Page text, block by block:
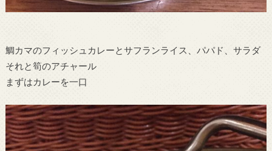
鯛カマのフィッシュカレーとサフランライス、パパド、サラダ
それと筍のアチャール
まずはカレーを一口